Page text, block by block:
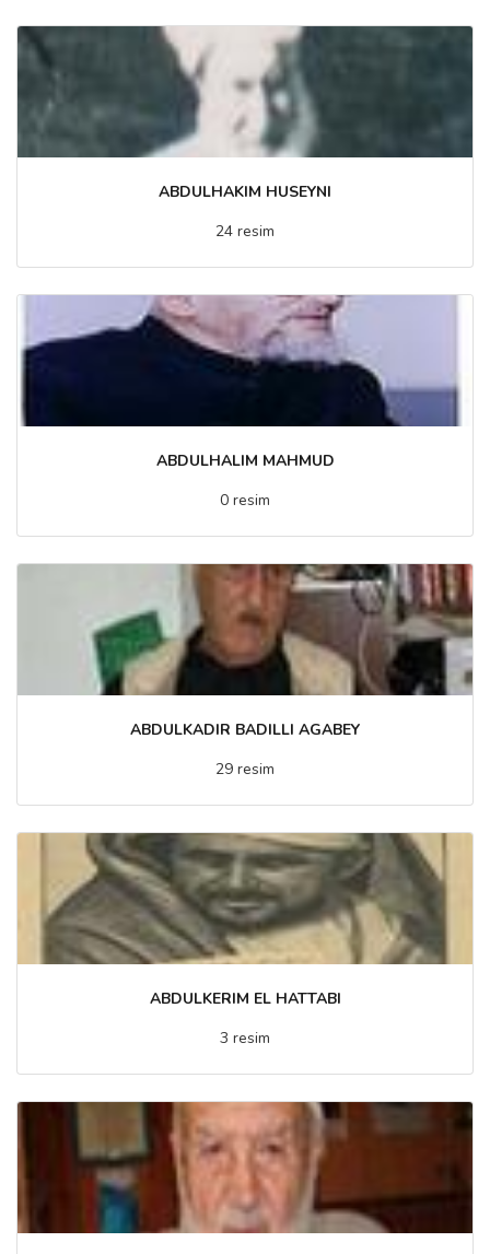
ABDULHAKIM HUSEYNI
24 resim
ABDULHALIM MAHMUD
0 resim
ABDULKADIR BADILLI AGABEY
29 resim
ABDULKERIM EL HATTABI
3 resim